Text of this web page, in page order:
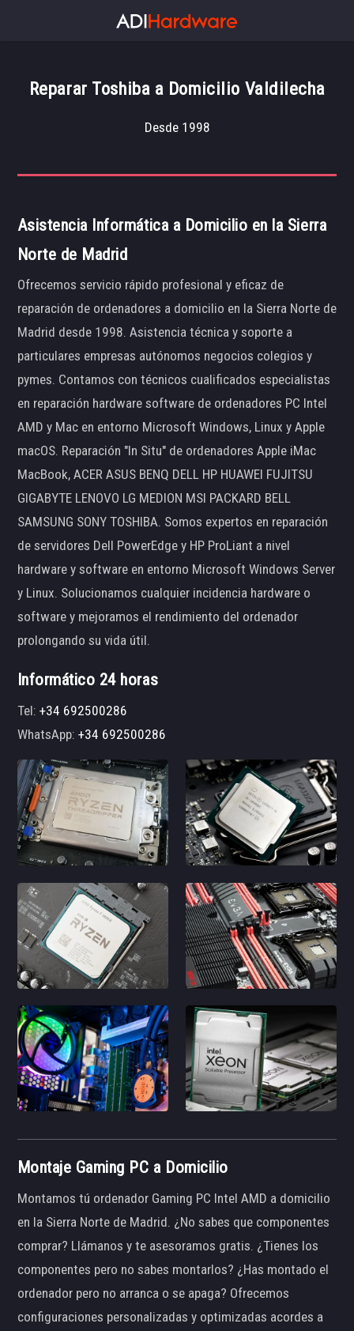
Reparar Toshiba a Domicilio Valdilecha
Desde 1998
Asistencia Informática a Domicilio en la Sierra
Norte de Madrid
Ofrecemos servicio rápido profesional y eficaz de
reparación de ordenadores a domicilio en la Sierra Norte de
Madrid desde 1998. Asistencia técnica y soporte a
particulares empresas autónomos negocios colegios y
pymes. Contamos con técnicos cualificados especialistas
en reparación hardware software de ordenadores PC Intel
AMD y Mac en entorno Microsoft Windows, Linux y Apple
macOS. Reparación "In Situ" de ordenadores Apple iMac
MacBook, ACER ASUS BENQ DELL HP HUAWEI FUJITSU
GIGABYTE LENOVO LG MEDION MSI PACKARD BELL
SAMSUNG SONY TOSHIBA. Somos expertos en reparación
de servidores Dell PowerEdge y HP ProLiant a nivel
hardware y software en entorno Microsoft Windows Server
y Linux. Solucionamos cualquier incidencia hardware o
software y mejoramos el rendimiento del ordenador
prolongando su vida útil.
Informático 24 horas
Tel:+34 692500286
WhatsApp:+34 692500286
Montaje Gaming PC a Domicilio
Montamos tú ordenador Gaming PC Intel AMD a domicilio
en la Sierra Norte de Madrid. ¿No sabes que componentes
comprar? Llámanos y te asesoramos gratis. ¿Tienes los
componentes pero no sabes montarlos? ¿Has montado el
ordenador pero no arranca o se apaga? Ofrecemos
configuraciones personalizadas y optimizadas acordes a